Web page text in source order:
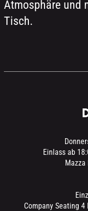
Atmosphäre und
Tisch.
Einlass ab
Mazza
Company Seating